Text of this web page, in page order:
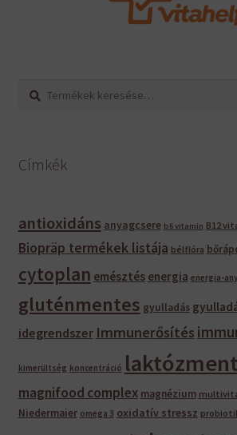
Keresés
Keresés
Címkék
antioxidáns anyagcsere b6 vitamin B12
Biopräp termékek listája bélflóra
cytoplan emésztés energia energia-
gluténmentes gyulladás
idegrendszer Immunerősítés
kimerültség koncentráció
magnifood complex magnézium
Niedermaier omega 3 oxidatív stressz